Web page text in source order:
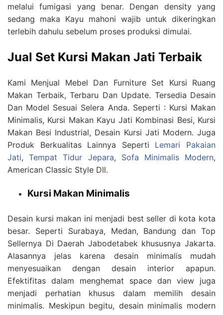
melalui fumigasi yang benar. Dengan density yang
sedang maka Kayu mahoni wajib untuk dikeringkan
terlebih dahulu sebelum proses produksi dimulai.
Jual Set Kursi Makan Jati Terbaik
Kami Menjual Mebel Dan Furniture Set Kursi Ruang
Makan Terbaik, Terbaru Dan Update. Tersedia Desain
Dan Model Sesuai Selera Anda. Seperti : Kursi Makan
Minimalis, Kursi Makan Kayu Jati Kombinasi Besi, Kursi
Makan Besi Industrial, Desain Kursi Jati Modern. Juga
Produk Berkualitas Lainnya Seperti Lemari Pakaian
Jati,Tempat Tidur Jepara, Sofa Minimalis Modern,
American Classic Style Dll.
Kursi Makan Minimalis
Desain kursi makan ini menjadi best seller di kota kota
besar. Seperti Surabaya, Medan, Bandung dan Top
Sellernya Di Daerah Jabodetabek khususnya Jakarta.
Alasannya jelas karena desain minimalis mudah
menyesuaikan dengan desain interior apapun.
Efektifitas dalam menghemat space dan view juga
menjadi perhatian khusus dalam memilih desain
minimalis. Meskipun begitu, desain minimalis modern